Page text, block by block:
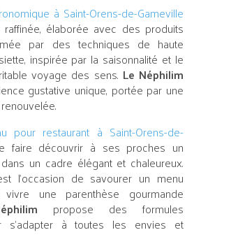
à Saint-Orens-de-Gameville
élaborée avec des produits
par des techniques de haute
inspirée par la saisonnalité et le
voyage des sens. Le Néphilim
gustative unique, portée par une
pour restaurant à Saint-Orens-de-
faire découvrir à ses proches un
un cadre élégant et chaleureux.
l’occasion de savourer un menu
une parenthèse gourmande
propose des formules
s’adapter à toutes les envies et